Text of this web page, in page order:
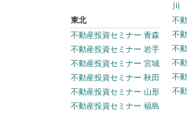
東北
不動産投資セミナー 青森
不動産投資セミナー 岩手
不動産投資セミナー 宮城
不動産投資セミナー 秋田
不動産投資セミナー 山形
不動産投資セミナー 福島
川
不
不
不
不
不
不